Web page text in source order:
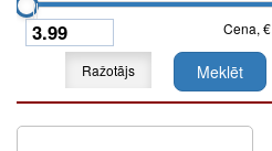
Cena, €
Ražotājs Meklēt